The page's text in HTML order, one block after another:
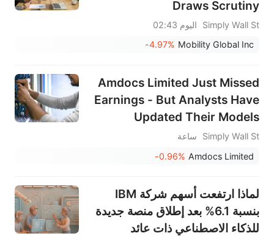
Draws Scrutiny
Simply Wall St
اليوم 02:43
Mobility Global Inc
-4.97%
Amdocs Limited Just Missed
Earnings - But Analysts Have
Updated Their Models
Simply Wall St
ساعة
Amdocs Limited
-0.96%
لماذا ارتفعت أسهم شركة IBM
بنسبة 6.1% بعد إطلاق منصة جديدة
للذكاء الاصطناعي ذات عائد